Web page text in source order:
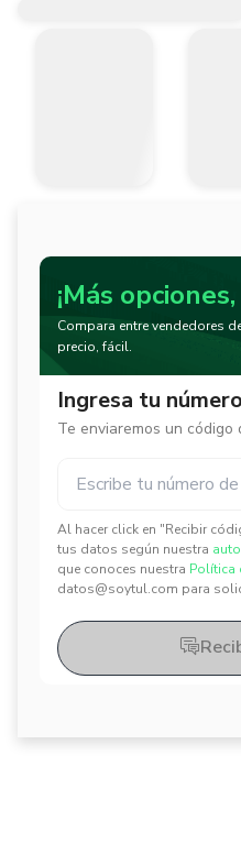
¡Más
Compara entre vendedores
precio, fácil.
Ingresa tu
Te enviaremos un código
Al hacer click en "Recibir
tus datos según nuestra
que conoces nuestra Política
datos@soytul.com para